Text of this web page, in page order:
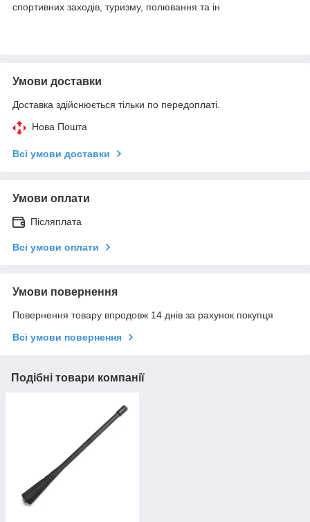
спортивних заходів, туризму, полювання та ін
Умови доставки
Доставка здійснюється тільки по передоплаті.
Нова Пошта
Всі умови доставки
Умови оплати
Післяплата
Всі умови оплати
Умови повернення
Повернення товару впродовж 14 днів за рахунок покупця
Всі умови повернення
Подібні товари компанії